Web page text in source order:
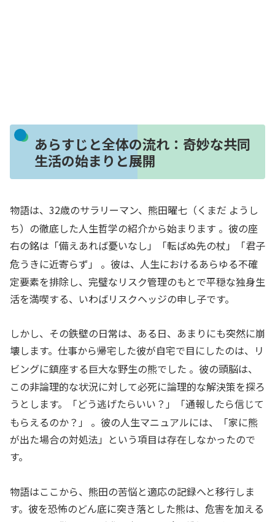
あらすじと全体の流れ：奇妙な共同
生活の始まりと展開
物語は、32歳のサラリーマン、熊田曜七（くまだ ようし
ち）の徹底した人生哲学の紹介から始まります 。彼の座
右の銘は「備えあれば憂いなし」「転ばぬ先の杖」「君子
危うきに近寄らず」 。彼は、人生におけるあらゆる不確
定要素を排除し、完璧なリスク管理のもとで平穏な独身生
活を満喫する、いわばリスクヘッジの申し子です。
しかし、その鉄壁の日常は、ある日、あまりにも突然に崩
壊します。仕事から帰宅した彼が自宅で目にしたのは、リ
ビングに鎮座する巨大な野生の熊でした 。彼の頭脳は、
この非論理的な状況に対して必死に論理的な解決策を探ろ
うとします。「どう逃げたらいい？」「通報したら信じて
もらえるのか？」 。彼の人生マニュアルには、「家に熊
が出た場合の対処法」という項目は存在しなかったので
す。
物語はここから、熊田の苦悩と適応の記録へと移行しま
す。彼を恐怖のどん底に突き落とした熊は、危害を加える